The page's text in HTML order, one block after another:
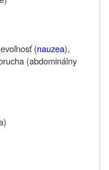
(nauzea),
(abdominálny